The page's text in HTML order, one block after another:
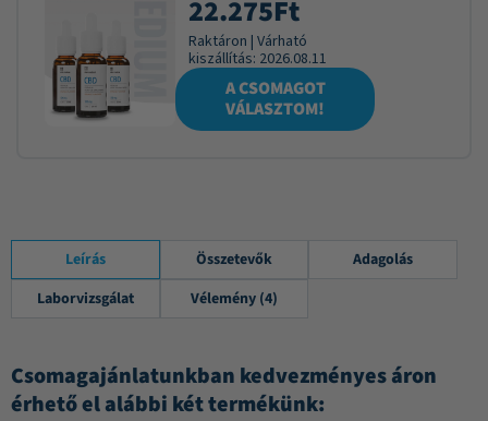
22.275Ft
Raktáron | Várható
kiszállítás: 2026.08.11
A CSOMAGOT
VÁLASZTOM!
Leírás Összetevők
Adagolás
Laborvizsgálat
Vélemény (4)
Csomagajánlatunkban kedvezményes áron
érhető el alábbi két termékünk: